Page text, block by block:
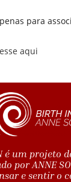
para
aqui
é um projeto
por ANNE
e sentir o